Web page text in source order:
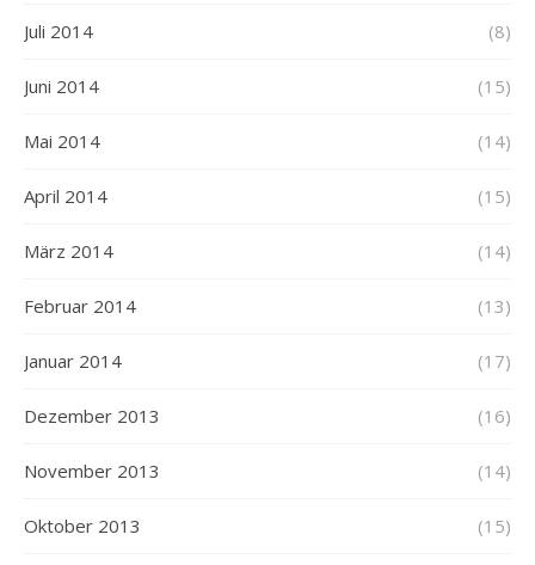
Juli 2014 (8)
Juni 2014 (15)
Mai 2014 (14)
April 2014 (15)
März 2014 (14)
Februar 2014 (13)
Januar 2014 (17)
Dezember 2013 (16)
November 2013 (14)
Oktober 2013 (15)